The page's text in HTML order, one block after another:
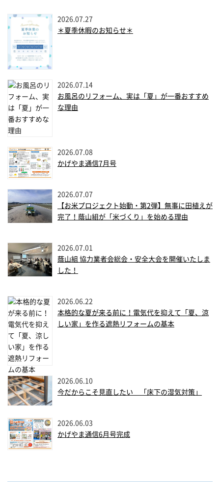
2026.07.27
＊夏季休暇のお知らせ＊
2026.07.14
お風呂のリフォーム、実は「夏」が一番おすすめ
な理由
2026.07.08
かげやま通信7月号
2026.07.07
【お米プロジェクト始動・第2弾】無事に田植えが
完了！蔭山組が「米づくり」を始める理由
2026.07.01
蔭山組 協力業者会総会・安全大会を開催いたしま
した！
2026.06.22
本格的な夏が来る前に！電気代を抑えて「夏、涼
しい家」を作る遮熱リフォームの基本
2026.06.10
今だからこそ見直したい 「床下の湿気対策」
2026.06.03
かげやま通信6月号完成